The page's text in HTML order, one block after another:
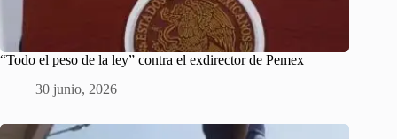
“Todo el peso de la ley” contra el exdirector de Pemex
30 junio, 2026